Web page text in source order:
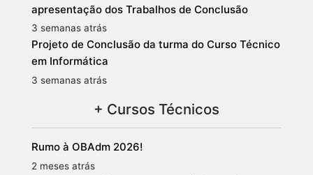
apresentação dos Trabalhos de Conclusão
3 semanas atrás
Projeto de Conclusão da turma do Curso Técnico
em Informática
3 semanas atrás
+ Cursos Técnicos
Rumo à OBAdm 2026!
2 meses atrás